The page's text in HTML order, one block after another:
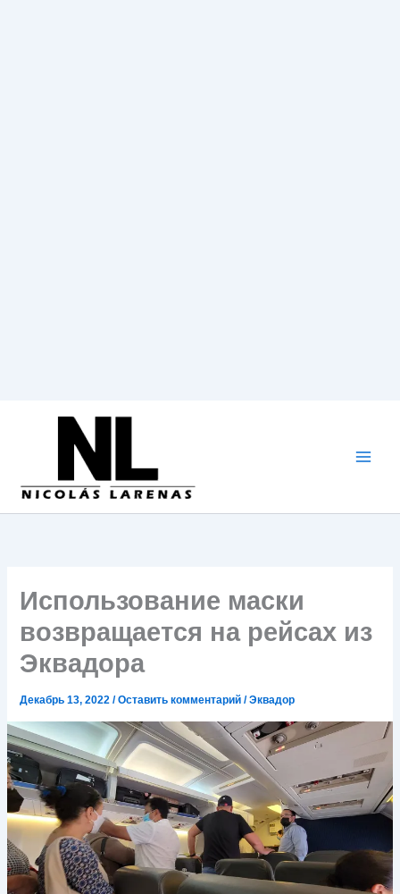
содержимому
Использование маски
возвращается на рейсах из
Эквадора
Декабрь 13, 2022/Оставить комментарий /Эквадор